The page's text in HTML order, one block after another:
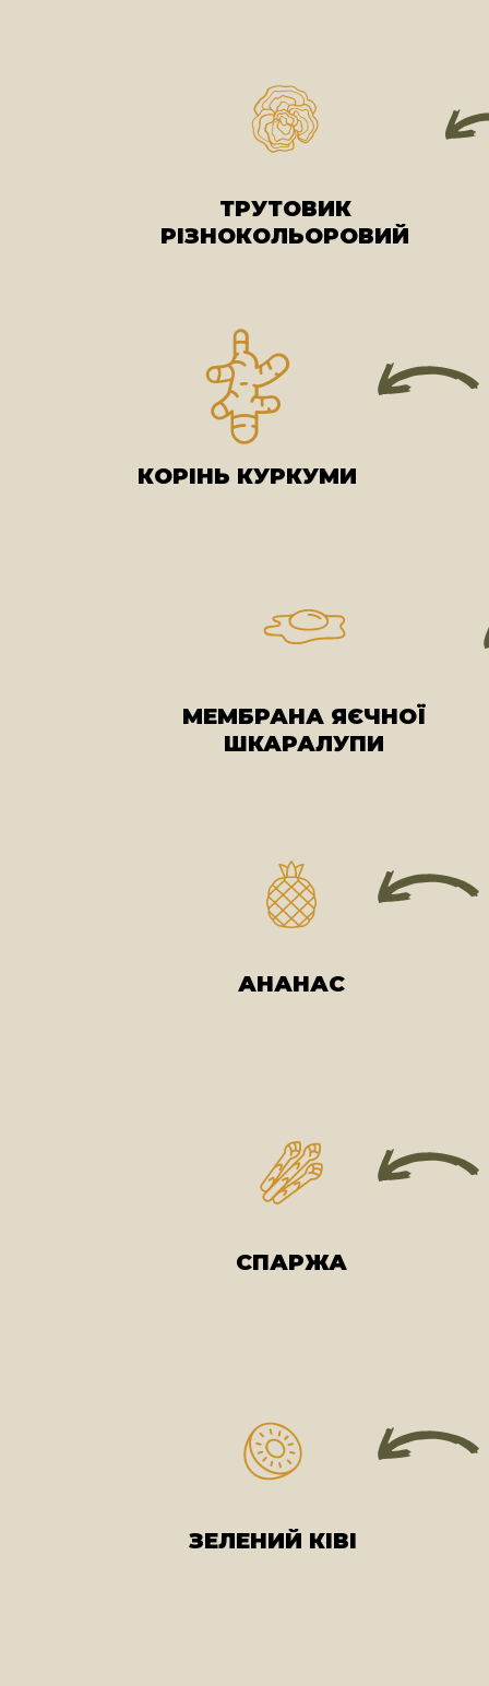
ТРУТОВИК
РІЗНОКОЛЬОРОВИЙ
КОРІНЬ КУРКУМИ
МЕМБРАНА ЯЄЧНОЇ
ШКАРАЛУПИ
АНАНАС
СПАРЖА
ЗЕЛЕНИЙ КІВІ